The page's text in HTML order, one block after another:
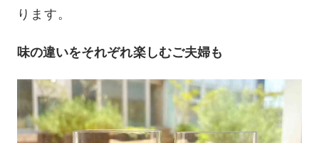
ります。
味の違いをそれぞれ楽しむご夫婦も